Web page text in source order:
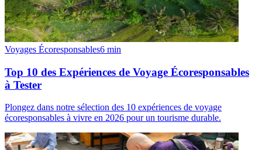
Voyages Écoresponsables6 min
Top 10 des Expériences de Voyage Écoresponsables
à Tester
Plongez dans notre sélection des 10 expériences de voyage
écoresponsables à vivre en 2026 pour un tourisme durable.